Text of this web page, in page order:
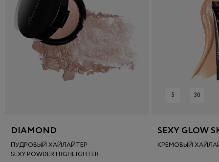
DIAMOND
ПУДРОВЫЙ ХАЙЛАЙТЕР
SEXY POWDER HIGHLIGHTER
5 30
SEXY GLOW
КРЕМОВЫЙ